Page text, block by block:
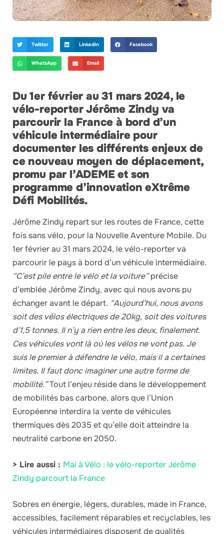
Twitter LinkedIn Facebook
WhatsApp Email
Du 1er février au 31 mars 2024, le
vélo-reporter Jérôme Zindy va
parcourir la France à bord d’un
véhicule intermédiaire pour
documenter les différents enjeux de
ce nouveau moyen de déplacement,
promu par l’ADEME et son
programme d’innovation eXtrême
Défi Mobilités.
Jérôme Zindy repart sur les routes de France, cette
fois sans vélo, pour la Nouvelle Aventure Mobile. Du
1er février au 31 mars 2024, le vélo-reporter va
parcourir le pays à bord d’un véhicule intermédiaire.
“C’est pile entre le vélo et la voiture”précise
d’emblée Jérôme Zindy, avec qui nous avons pu
échanger avant le départ. “Aujourd’hui, nous avons
soit des vélos électriques de 20kg, soit des voitures
d’1,5 tonnes. Il n’y a rien entre les deux, finalement.
Ces véhicules vont là où les vélos ne vont pas. Je
suis le premier à défendre le vélo, mais il a certaines
limites. Il faut donc imaginer une autre forme de
mobilité.”Tout l’enjeu réside dans le développement
de mobilités bas carbone, alors que l’Union
Européenne interdira la vente de véhicules
thermiques dès 2035 et qu’elle doit atteindre la
neutralité carbone en 2050.
> Lire aussi : Mai à Vélo : le vélo-reporter Jérôme
Zindy parcourt la France
Sobres en énergie, légers, durables, made in France,
accessibles, facilement réparables et recyclables, les
véhicules intermédiaires disposent de qualités